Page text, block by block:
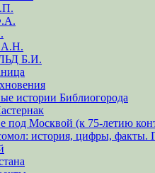
Б.И.
истории Библиогорода
под Москвой (к 75-летию
история, цифры, факты.